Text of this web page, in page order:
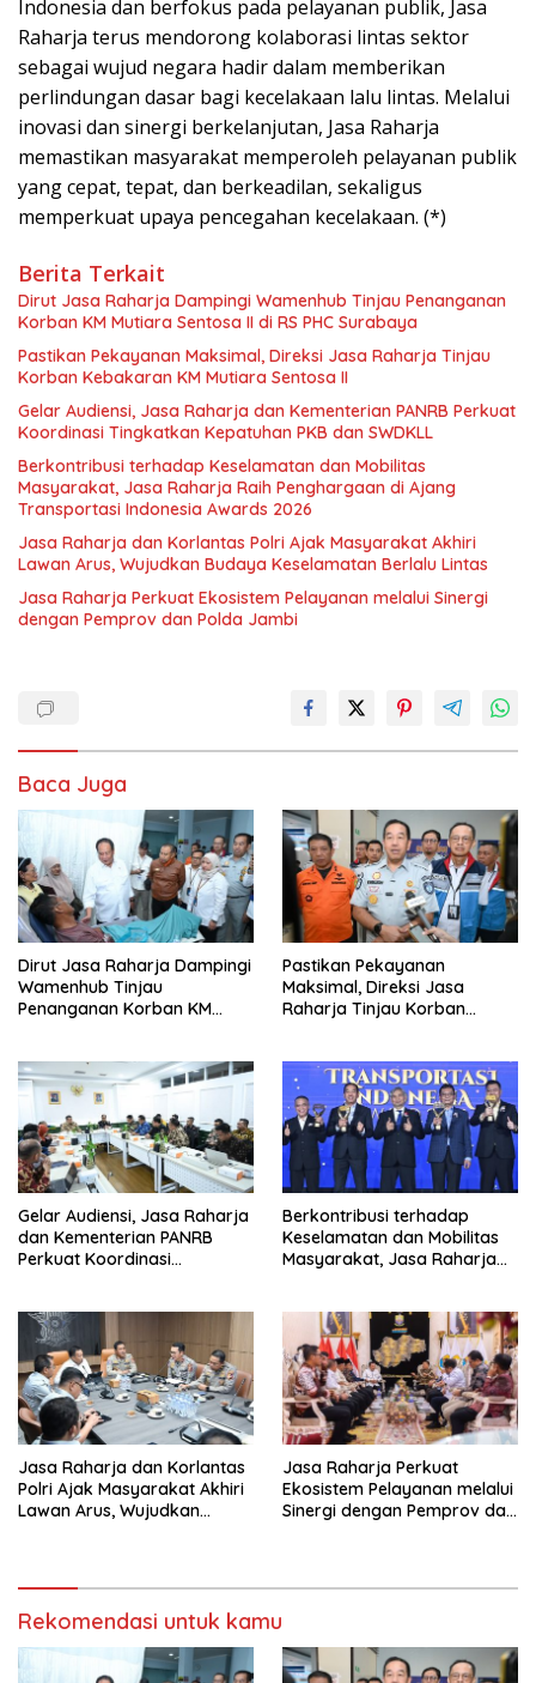
Indonesia dan berfokus pada pelayanan publik, Jasa
Raharja terus mendorong kolaborasi lintas sektor
sebagai wujud negara hadir dalam memberikan
perlindungan dasar bagi kecelakaan lalu lintas. Melalui
inovasi dan sinergi berkelanjutan, Jasa Raharja
memastikan masyarakat memperoleh pelayanan publik
yang cepat, tepat, dan berkeadilan, sekaligus
memperkuat upaya pencegahan kecelakaan. (*)
Berita Terkait
Dirut Jasa Raharja Dampingi Wamenhub Tinjau Penanganan
Korban KM Mutiara Sentosa II di RS PHC Surabaya
Pastikan Pekayanan Maksimal, Direksi Jasa Raharja Tinjau
Korban Kebakaran KM Mutiara Sentosa II
Gelar Audiensi, Jasa Raharja dan Kementerian PANRB Perkuat
Koordinasi Tingkatkan Kepatuhan PKB dan SWDKLL
Berkontribusi terhadap Keselamatan dan Mobilitas
Masyarakat, Jasa Raharja Raih Penghargaan di Ajang
Transportasi Indonesia Awards 2026
Jasa Raharja dan Korlantas Polri Ajak Masyarakat Akhiri
Lawan Arus, Wujudkan Budaya Keselamatan Berlalu Lintas
Jasa Raharja Perkuat Ekosistem Pelayanan melalui Sinergi
dengan Pemprov dan Polda Jambi
Baca Juga
Dirut Jasa Raharja Dampingi
Wamenhub Tinjau
Penanganan Korban KM
Pastikan Pekayanan
Maksimal, Direksi Jasa
Raharja Tinjau Korban
Gelar Audiensi, Jasa Raharja
dan Kementerian PANRB
Perkuat Koordinasi
Berkontribusi terhadap
Keselamatan dan Mobilitas
Masyarakat, Jasa Raharja
Awards 2026
Jasa Raharja dan Korlantas
Polri Ajak Masyarakat Akhiri
Lawan Arus, Wujudkan
Jasa Raharja Perkuat
Ekosistem Pelayanan melalui
Sinergi dengan Pemprov dan
Rekomendasi untuk kamu